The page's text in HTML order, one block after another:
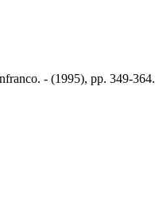
- (1995), pp. 349-364.